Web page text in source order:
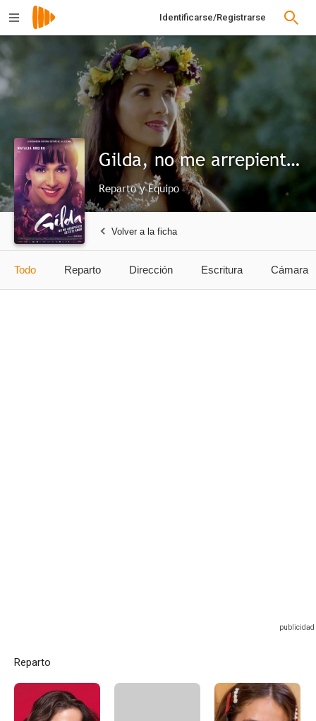
Identificarse/Registrarse
Gilda, no me arrepiento de este amor
Reparto y Equipo
Volver a la ficha
Todo Reparto Dirección Escritura Cámara
Reparto